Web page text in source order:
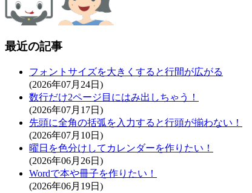
最近の記事
フォントサイズを大きくすると行間が広がる
(2026年07月24日)
数行だけ2ページ目にはみ出しちゃう！
(2026年07月17日)
先頭に全角の括弧を入力すると行頭が揃わない！
(2026年07月10日)
曜日を色分けしてカレンダーを作りたい！
(2026年06月26日)
Wordで本や冊子を作りたい！
(2026年06月19日)